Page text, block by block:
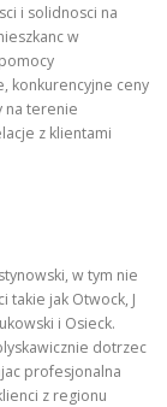
i solidnosci na
w
konkurencyjne ceny
na terenie
z klientami
w tym nie
takie jak Otwock, J
i Osieck.
dotrzec
profesjonalna
z regionu